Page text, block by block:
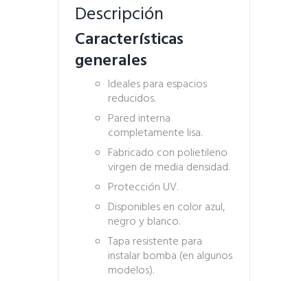
Descripción
Características
generales
Ideales para espacios
reducidos.
Pared interna
completamente lisa.
Fabricado con polietileno
virgen de media densidad.
Protección UV.
Disponibles en color azul,
negro y blanco.
Tapa resistente para
instalar bomba (en algunos
modelos).